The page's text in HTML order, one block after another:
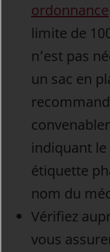
ordonnance
limite de
n’est pas
un sac en
indiquant
étiquette
nom du
Vérifiez
vous